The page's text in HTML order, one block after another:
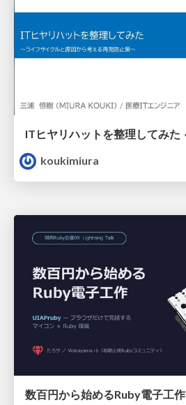
koukimiura
数百円から始めるRuby電子工作